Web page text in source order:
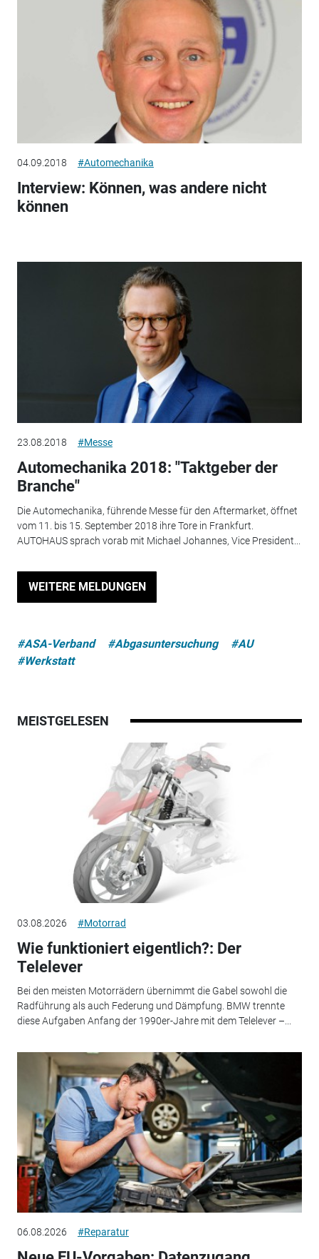
04.09.2018 #Automechanika
Interview: Können, was andere nicht
können
23.08.2018 #Messe
Automechanika 2018: "Taktgeber der
Branche"
Die Automechanika, führende Messe für den Aftermarket, öffnet
vom 11. bis 15. September 2018 ihre Tore in Frankfurt.
AUTOHAUS sprach vorab mit Michael Johannes, Vice President...
WEITERE MELDUNGEN
#ASA-Verband #Abgasuntersuchung
#AU
#Werkstatt
MEISTGELESEN
03.08.2026 #Motorrad
Wie funktioniert eigentlich?: Der
Telelever
Bei den meisten Motorrädern übernimmt die Gabel sowohl die
Radführung als auch Federung und Dämpfung. BMW trennte
diese Aufgaben Anfang der 1990er-Jahre mit dem Telelever –...
06.08.2026 #Reparatur